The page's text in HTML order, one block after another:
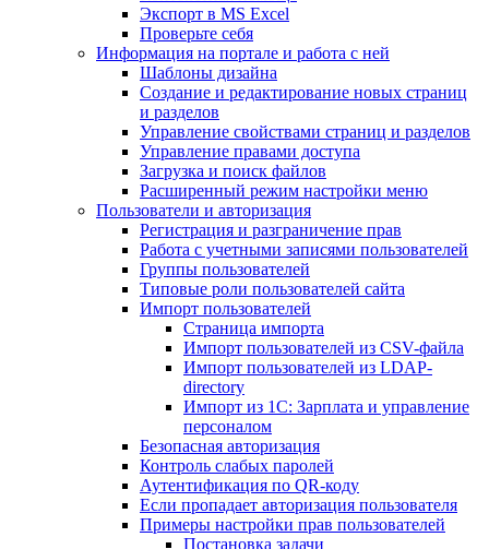
Экспорт в MS Excel
Проверьте себя
Информация на портале и работа с ней
Шаблоны дизайна
Создание и редактирование новых страниц
и разделов
Управление свойствами страниц и разделов
Управление правами доступа
Загрузка и поиск файлов
Расширенный режим настройки меню
Пользователи и авторизация
Регистрация и разграничение прав
Работа с учетными записями пользователей
Группы пользователей
Типовые роли пользователей сайта
Импорт пользователей
Страница импорта
Импорт пользователей из CSV-файла
Импорт пользователей из LDAP-
directory
Импорт из 1С: Зарплата и управление
персоналом
Безопасная авторизация
Контроль слабых паролей
Аутентификация по QR-коду
Если пропадает авторизация пользователя
Примеры настройки прав пользователей
Постановка задачи